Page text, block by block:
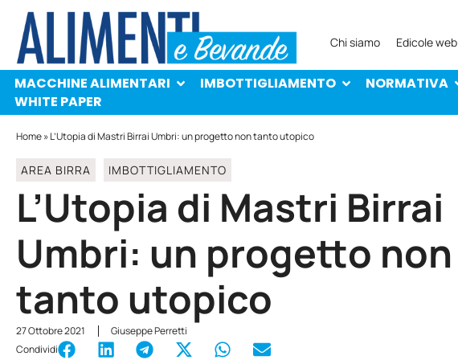
MACCHINE ALIMENTARI
PROTAGONISTI
WHITE PAPER
Chi siamo Edicole web
MACCHINE ALIMENTARI IMBOTTIGLIAMENTO NORMATIVA
WHITE PAPER
Home»L’Utopia di Mastri Birrai Umbri: un progetto non tanto utopico
AREA BIRRA IMBOTTIGLIAMENTO
L’Utopia di Mastri Birrai
Umbri: un progetto non
tanto utopico
27 Ottobre 2021
Giuseppe Perretti
Condividi